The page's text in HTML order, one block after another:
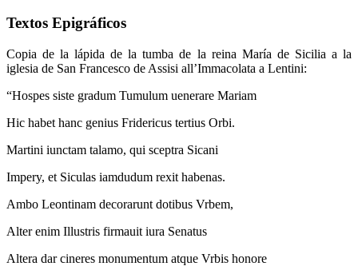
Textos Epigráficos
Copia de la lápida de la tumba de la reina María de Sicilia a la
iglesia de San Francesco de Assisi all’Immacolata a Lentini:
“Hospes siste gradum Tumulum uenerare Mariam
Hic habet hanc genius Fridericus tertius Orbi.
Martini iunctam talamo, qui sceptra Sicani
Impery, et Siculas iamdudum rexit habenas.
Ambo Leontinam decorarunt dotibus Vrbem,
Alter enim Illustris firmauit iura Senatus
Altera dar cineres monumentum atque Vrbis honore